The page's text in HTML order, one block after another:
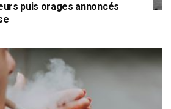
puis orages annoncés